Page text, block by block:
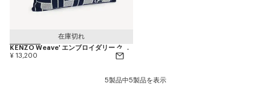
在庫切れ
KENZO Weave' エンブロイダリー クッション カバー
¥ 13,200
5製品中5製品を表示